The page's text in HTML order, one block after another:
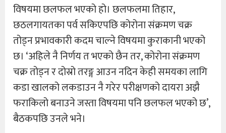
विषयमा छलफल भएको हो। छलफलमा तिहार,
छठलगायतका पर्व सकिएपछि कोरोना संक्रमण चक्र
तोड्न प्रभावकारी कदम चाल्ने विषयमा कुराकानी भएको
छ। ‘अहिले नै निर्णय त भएको छैन तर, कोरोना संक्रमण
चक्र तोड्न र दोस्रो तरङ्ग आउन नदिन केही समयका लागि
कडा खालको लकडाउन नै गरेर परीक्षणको दायरा अझै
फराकिलो बनाउने जस्ता विषयमा पनि छलफल भएको छ’,
बैठकपछि उनले भने।